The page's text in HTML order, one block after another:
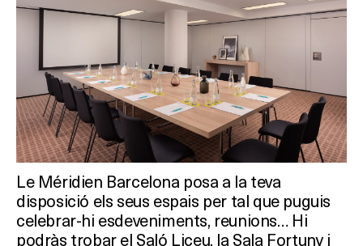
Le Méridien Barcelona posa a la teva
disposició els seus espais per tal que puguis
celebrar-hi esdeveniments, reunions… Hi
podràs trobar el Saló Liceu, la Sala Fortuny i